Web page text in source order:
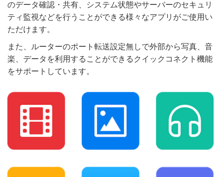
のデータ確認・共有、システム状態やサーバーのセキュリ
ティ監視などを行うことができる様々なアプリがご使用い
ただけます。
また、ルーターのポート転送設定無しで外部から写真、音
楽、データを利用することができるクイックコネクト機能
をサポートしています。